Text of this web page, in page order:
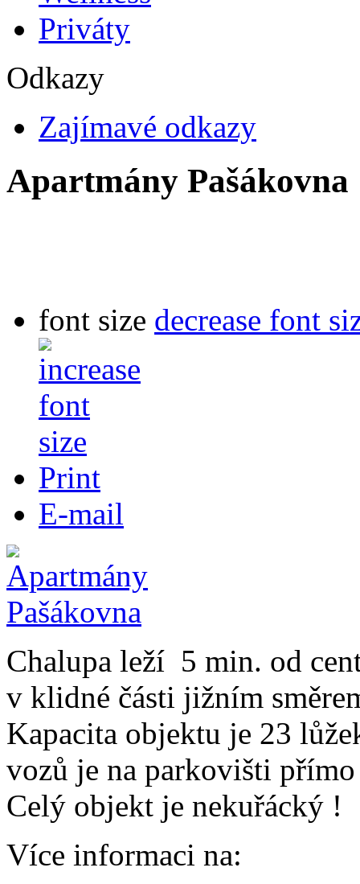
Priváty
Odkazy
Zajímavé odkazy
Apartmány Pašákovna
font size decrease font
Print
E-mail
Chalupa leží 5 min. od
v klidné části jižním
Kapacita objektu je 23
vozů je na parkovišti
Celý objekt je nekuřácký !
Více informaci na: